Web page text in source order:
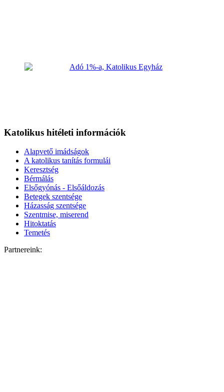
Katolikus hitéleti információk
Alapvető imádságok
A katolikus tanítás formulái
Keresztség
Bérmálás
Elsőgyónás - Elsőáldozás
Betegek szentsége
Házasság szentsége
Szentmise, miserend
Hitoktatás
Temetés
Partnereink: